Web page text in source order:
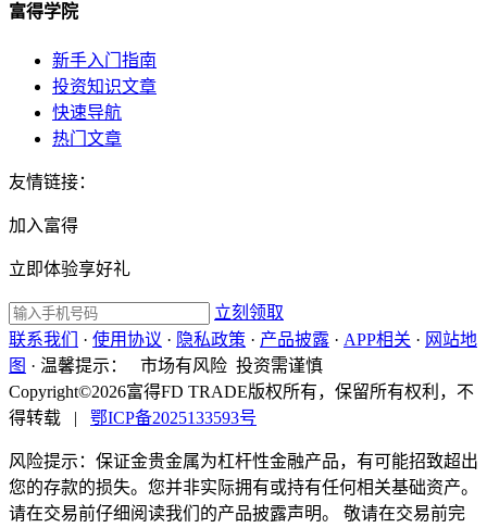
富得学院
新手入门指南
投资知识文章
快速导航
热门文章
友情链接：
加入富得
立即体验享好礼
立刻领取
联系我们
· 使用协议 · 隐私政策 · 产品披露 · APP相关 · 网站地
图 · 温馨提示：
市场有风险 投资需谨慎
Copyright©2026富得FD TRADE版权所有，保留所有权利，不
得转载
| 鄂ICP备2025133593号
风险提示：保证金贵金属为杠杆性金融产品，有可能招致超出
您的存款的损失。您并非实际拥有或持有任何相关基础资产。
请在交易前仔细阅读我们的产品披露声明。 敬请在交易前完